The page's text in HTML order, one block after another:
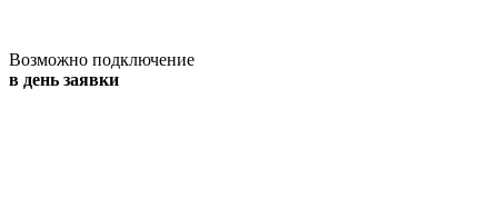
Возможно подключение
в день заявки